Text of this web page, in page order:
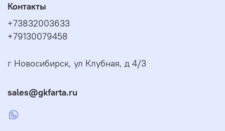
Контакты
+73832003633
+79130079458
г Новосибирск, ул Клубная, д 4/3
sales@gkfarta.ru